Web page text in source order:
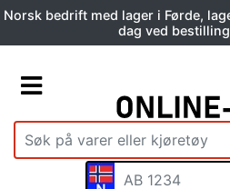
Norsk bedrift med lager i Førde,
dag ved